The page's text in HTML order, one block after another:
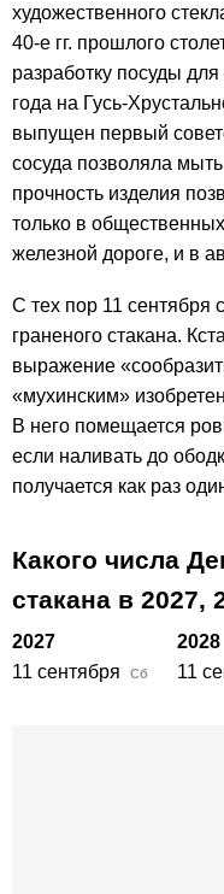
художественного
40-е гг. прошлого
разработку посуды
года на Гусь-
выпущен первый
сосуда позволяла
прочность изделия
только в
железной дороге, и в
С тех пор 11 сентября
граненого стакана.
выражение
«мухинским»
В него помещается
если наливать до
получается как раз
Какого числа
стакана в 2027,
2027 2028
11 сентября
Сб 11